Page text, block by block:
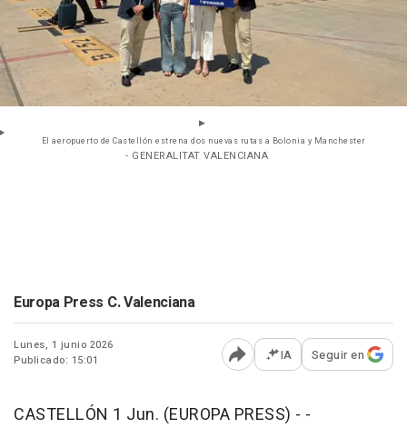
El aeropuerto de Castellón estrena dos nuevas rutas a Bolonia y Manchester
- GENERALITAT VALENCIANA
Europa Press C. Valenciana
Lunes, 1 junio 2026
Publicado: 15:01
Abrir opciones para
IA Seguir en
CASTELLÓN 1 Jun. (EUROPA PRESS) - -